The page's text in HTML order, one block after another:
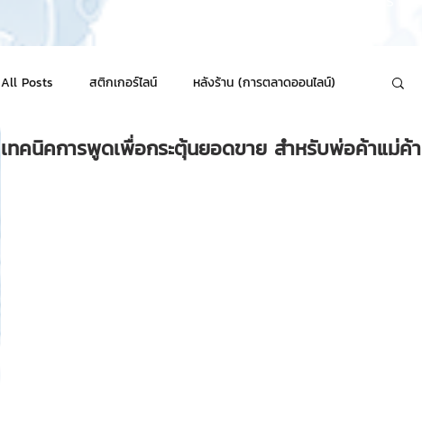
All Posts สติกเกอร์ไลน์ หลังร้าน (การตลาดออนไลน์)
NFT for BRAND สติ๊กเกอร์ไลน์แจกฟรี
เทคนิคการพูดเพื่อกระตุ้นยอดขาย สำหรับพ่อค้าแม่ค้า